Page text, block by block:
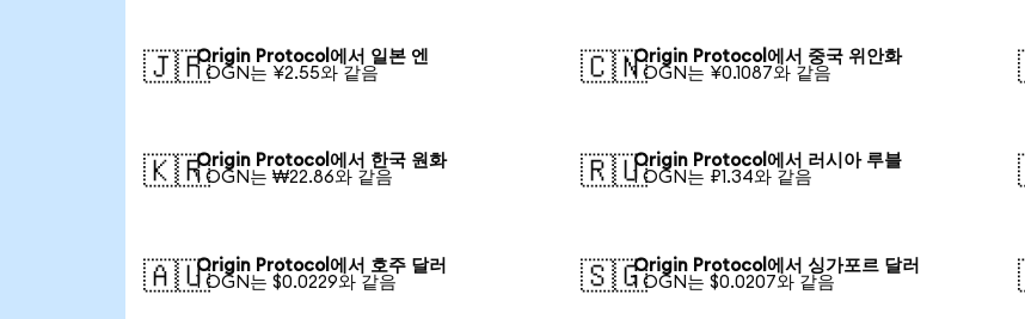
🇯🇵Origin Protocol에서 일본 엔
1 OGN는 ¥2.55와 같음
🇨🇳Origin Protocol에서 중국 위안화
1 OGN는 ¥0.1087와 같음
🇰🇷Origin Protocol에서 한국 원화
1 OGN는 ₩22.86와 같음
🇷🇺Origin Protocol에서 러시아 루블
1 OGN는 ₽1.34와 같음
🇦🇺Origin Protocol에서 호주 달러
1 OGN는 $0.0229와 같음
🇸🇬Origin Protocol에서 싱가포르 달러
1 OGN는 $0.0207와 같음